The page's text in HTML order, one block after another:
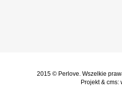
2015 © Perlove. Wszelkie
Projekt & cms: